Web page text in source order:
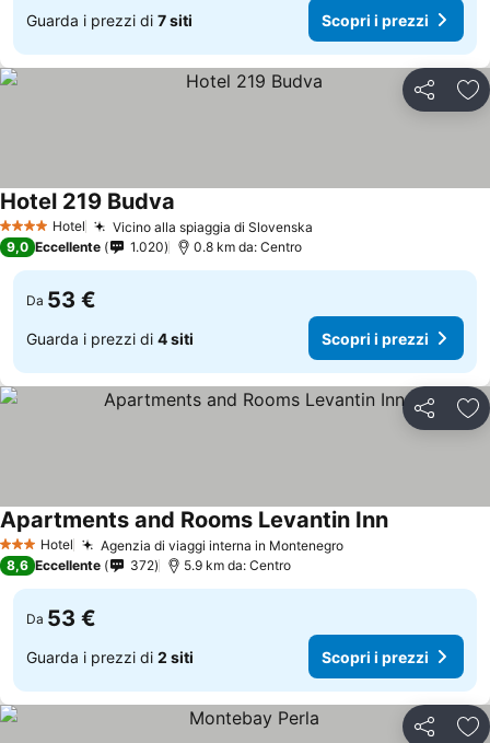
Guarda i prezzi di 7 siti Scopri i prezzi
Condividi
4 Stelle Hotel Vicino alla spiaggia di Slovenska
Hotel 219 Budva
9,0 Eccellente 1.020 0.8 km da: Centro
Da 53 €
Guarda i prezzi di 4 siti Scopri i prezzi
Condividi
3 StelleHotel Agenzia di viaggi interna in Montenegro
Apartments and Rooms Levantin Inn
8,6 Eccellente 372 5.9 km da: Centro
Da 53 €
Guarda i prezzi di 2 siti Scopri i prezzi
Condividi